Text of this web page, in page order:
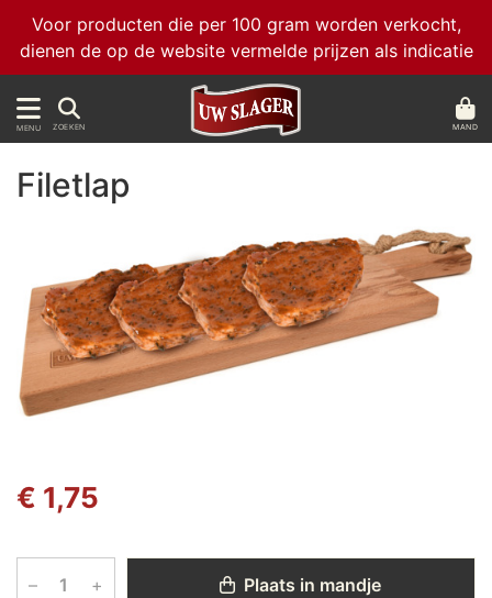
Voor producten die per 100 gram worden verkocht,
dienen de op de website vermelde prijzen als indicatie
MENU ZOEKEN MAND
Filetlap
€ 1,75
– + Plaats in mandje